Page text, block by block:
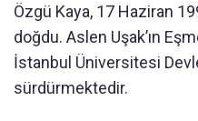
Özgü Kaya, 17 Haziran
doğdu. Aslen Uşak’ın
İstanbul Üniversitesi
sürdürmektedir.